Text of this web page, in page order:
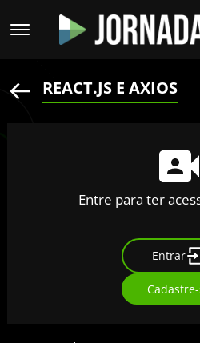
REACT.JS E AXIOS
Entre para ter
Entrar